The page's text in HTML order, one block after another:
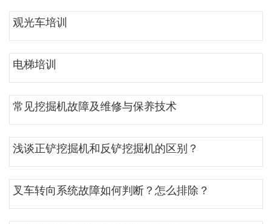
观光车培训
电梯培训
常见挖掘机故障及维修与保养技术
浅谈正铲挖掘机和反铲挖掘机的区别？
叉车转向系统故障如何判断？怎么排除？